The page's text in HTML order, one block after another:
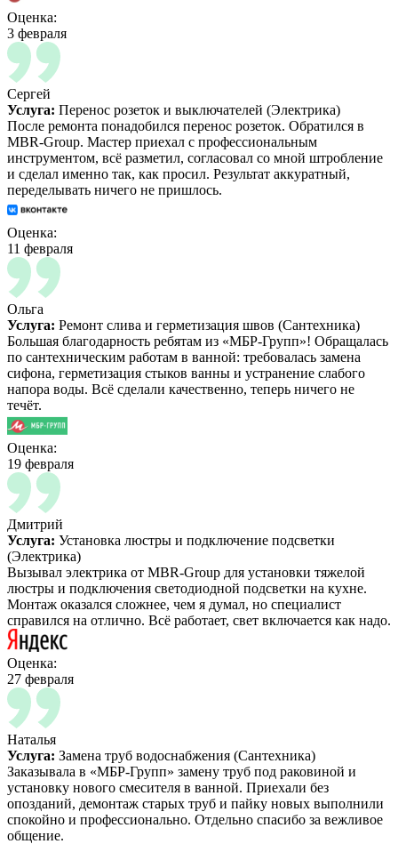
Оценка:
3 февраля
Сергей
Услуга: Перенос розеток и выключателей (Электрика)
После ремонта понадобился перенос розеток. Обратился в
MBR-Group. Мастер приехал с профессиональным
инструментом, всё разметил, согласовал со мной штробление
и сделал именно так, как просил. Результат аккуратный,
переделывать ничего не пришлось.
Оценка:
11 февраля
Ольга
Услуга: Ремонт слива и герметизация швов (Сантехника)
Большая благодарность ребятам из «МБР-Групп»! Обращалась
по сантехническим работам в ванной: требовалась замена
сифона, герметизация стыков ванны и устранение слабого
напора воды. Всё сделали качественно, теперь ничего не
течёт.
Оценка:
19 февраля
Дмитрий
Услуга: Установка люстры и подключение подсветки
(Электрика)
Вызывал электрика от MBR-Group для установки тяжелой
люстры и подключения светодиодной подсветки на кухне.
Монтаж оказался сложнее, чем я думал, но специалист
справился на отлично. Всё работает, свет включается как надо.
Оценка:
27 февраля
Наталья
Услуга: Замена труб водоснабжения (Сантехника)
Заказывала в «МБР-Групп» замену труб под раковиной и
установку нового смесителя в ванной. Приехали без
опозданий, демонтаж старых труб и пайку новых выполнили
спокойно и профессионально. Отдельно спасибо за вежливое
общение.